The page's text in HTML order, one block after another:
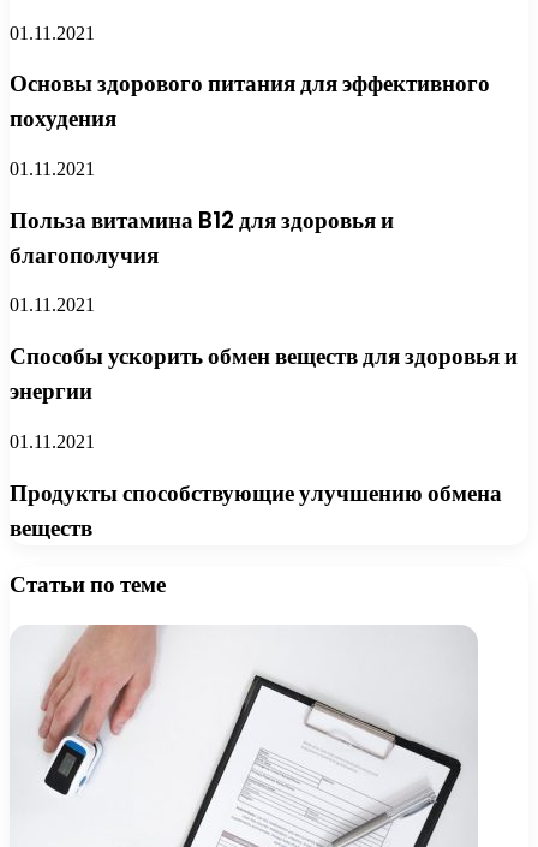
01.11.2021
Основы здорового питания для эффективного
похудения
01.11.2021
Польза витамина B12 для здоровья и
благополучия
01.11.2021
Способы ускорить обмен веществ для здоровья и
энергии
01.11.2021
Продукты способствующие улучшению обмена
веществ
Статьи по теме